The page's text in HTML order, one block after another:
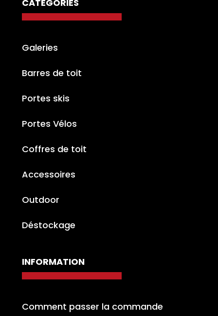
CATÉGORIES
Galeries
Barres de toit
Portes skis
Portes Vélos
Coffres de toit
Accessoires
Outdoor
Déstockage
INFORMATION
Comment passer la commande